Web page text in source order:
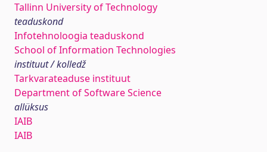
Tallinn University of Technology
teaduskond
Infotehnoloogia teaduskond
School of Information Technologies
instituut / kolledž
Tarkvarateaduse instituut
Department of Software Science
allüksus
IAIB
IAIB